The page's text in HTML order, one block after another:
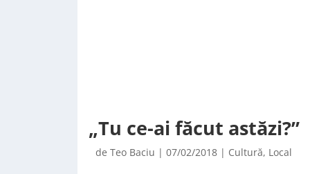
„Tu ce-ai făcut astăzi?”
de Teo Baciu | 07/02/2018 | Cultură, Local